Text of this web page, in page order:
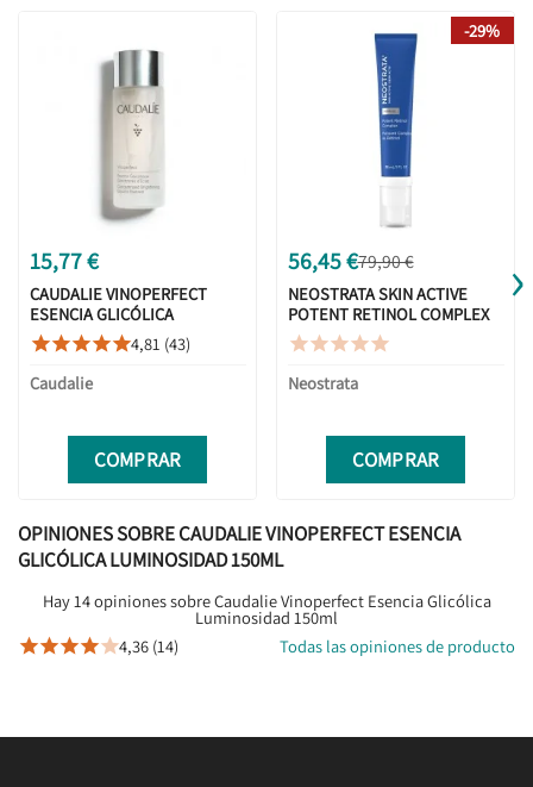
15,77 €
CAUDALIE VINOPERFECT
ESENCIA GLICÓLICA
LUMINOSIDAD 100ML
4,81 (43)
Caudalie
COMPRAR
56,45 €79,90 €
NEOSTRATA SKIN ACTIVE
POTENT RETINOL COMPLEX
30ML

Neostrata
COMPRAR
-29%
›
OPINIONES SOBRE CAUDALIE VINOPERFECT ESENCIA
GLICÓLICA LUMINOSIDAD 150ML
Hay 14 opiniones sobre Caudalie Vinoperfect Esencia Glicólica
Luminosidad 150ml
4,36 (14) Todas las opiniones de producto